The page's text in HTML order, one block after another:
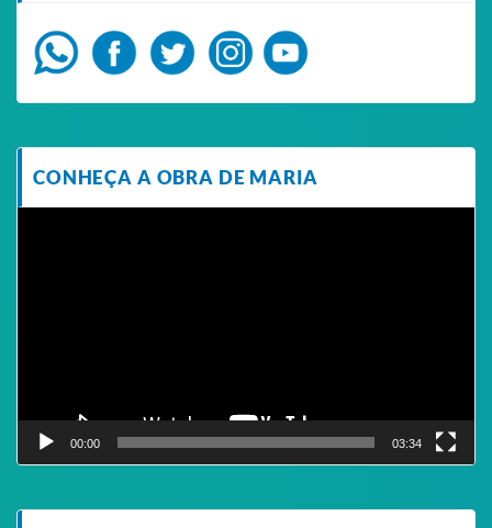
CONHEÇA A OBRA DE MARIA
00:00 03:34